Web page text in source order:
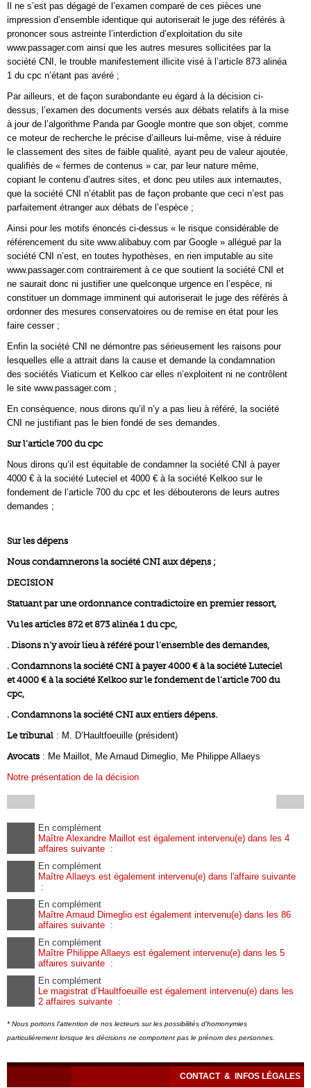
Il ne s’est pas dégagé de l’examen comparé de ces pièces une
impression d’ensemble identique qui autoriserait le juge des référés à
prononcer sous astreinte l’interdiction d’exploitation du site
www.passager.com ainsi que les autres mesures sollicitées par la
société CNI, le trouble manifestement illicite visé à l’article 873 alinéa
1 du cpc n’étant pas avéré ;
Par ailleurs, et de façon surabondante eu égard à la décision ci-
dessus, l’examen des documents versés aux débats relatifs à la mise
à jour de l’algorithme Panda par Google montre que son objet, comme
ce moteur de recherche le précise d’ailleurs lui-même, vise à réduire
le classement des sites de faible qualité, ayant peu de valeur ajoutée,
qualifiés de « fermes de contenus » car, par leur nature même,
copiant le contenu d’autres sites, et donc peu utiles aux internautes,
que la société CNI n’établit pas de façon probante que ceci n’est pas
parfaitement étranger aux débats de l’espèce ;
Ainsi pour les motifs énoncés ci-dessus « le risque considérable de
référencement du site www.alibabuy.com par Google » allégué par la
société CNI n’est, en toutes hypothèses, en rien imputable au site
www.passager.com contrairement à ce que soutient la société CNI et
ne saurait donc ni justifier une quelconque urgence en l’espèce, ni
constituer un dommage imminent qui autoriserait le juge des référés à
ordonner des mesures conservatoires ou de remise en état pour les
faire cesser ;
Enfin la société CNI ne démontre pas sérieusement les raisons pour
lesquelles elle a attrait dans la cause et demande la condamnation
des sociétés Viaticum et Kelkoo car elles n’exploitent ni ne contrôlent
le site www.passager.com ;
En conséquence, nous dirons qu’il n’y a pas lieu à référé, la société
CNI ne justifiant pas le bien fondé de ses demandes.
Sur l’article 700 du cpc
Nous dirons qu’il est équitable de condamner la société CNI à payer
4000 € à la société Luteciel et 4000 € à la société Kelkoo sur le
fondement de l’article 700 du cpc et les débouterons de leurs autres
demandes ;
Sur les dépens
Nous condamnerons la société CNI aux dépens ;
DECISION
Statuant par une ordonnance contradictoire en premier ressort,
Vu les articles 872 et 873 alinéa 1 du cpc,
. Disons n’y avoir lieu à référé pour l’ensemble des demandes,
. Condamnons la société CNI à payer 4000 € à la société Luteciel
et 4000 € à la société Kelkoo sur le fondement de l’article 700 du
cpc,
. Condamnons la société CNI aux entiers dépens.
Le tribunal : M. D’Haultfoeuille (président)
Avocats : Me Maillot, Me Arnaud Dimeglio, Me Philippe Allaeys
Notre présentation de la décision
En complément
Maître Alexandre Maillot est également intervenu(e) dans les 4
affaires suivante :
En complément
Maître Allaeys est également intervenu(e) dans l'affaire suivante
:
En complément
Maître Arnaud Dimeglio est également intervenu(e) dans les 86
affaires suivante :
En complément
Maître Philippe Allaeys est également intervenu(e) dans les 5
affaires suivante :
En complément
Le magistrat d’Haultfoeuille est également intervenu(e) dans les
2 affaires suivante :
* Nous portons l'attention de nos lecteurs sur les possibilités d'homonymies
particuliérement lorsque les décisions ne comportent pas le prénom des personnes.
CONTACT & INFOS LÉGALES